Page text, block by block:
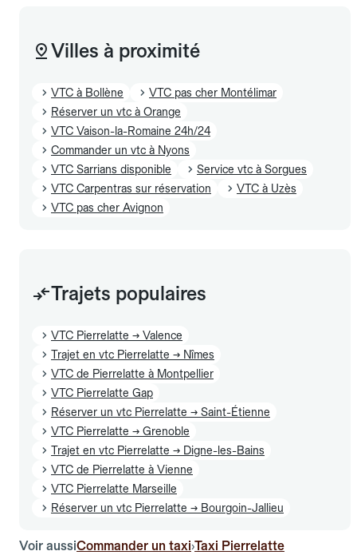
Villes à proximité
VTC à Bollène
VTC pas cher Montélimar
Réserver un vtc à Orange
VTC Vaison-la-Romaine 24h/24
Commander un vtc à Nyons
VTC Sarrians disponible
Service vtc à Sorgues
VTC Carpentras sur réservation
VTC à Uzès
VTC pas cher Avignon
Trajets populaires
VTC Pierrelatte → Valence
Trajet en vtc Pierrelatte → Nîmes
VTC de Pierrelatte à Montpellier
VTC Pierrelatte Gap
Réserver un vtc Pierrelatte → Saint-Étienne
VTC Pierrelatte → Grenoble
Trajet en vtc Pierrelatte → Digne-les-Bains
VTC de Pierrelatte à Vienne
VTC Pierrelatte Marseille
Réserver un vtc Pierrelatte → Bourgoin-Jallieu
Voir aussiCommander un taxi›Taxi Pierrelatte